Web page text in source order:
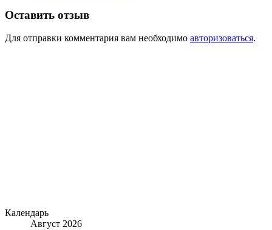
Оставить отзыв
Для отправки комментария вам необходимо авторизоваться.
Календарь
Август 2026